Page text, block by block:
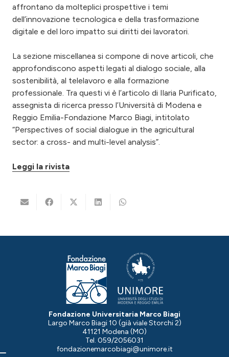
affrontano da molteplici prospettive i temi
dell’innovazione tecnologica e della trasformazione
digitale e del loro impatto sui diritti dei lavoratori.
La sezione miscellanea si compone di nove articoli, che
approfondiscono aspetti legati al dialogo sociale, alla
sostenibilità, al telelavoro e alla formazione
professionale. Tra questi vi è l’articolo di Ilaria Purificato,
assegnista di ricerca presso l’Università di Modena e
Reggio Emilia-Fondazione Marco Biagi, intitolato
“Perspectives of social dialogue in the agricultural
sector: a cross- and multi-level analysis”.
Leggi la rivista
Fondazione Universitaria Marco Biagi
Largo Marco Biagi 10 (già viale Storchi 2)
41121 Modena (MO)
Tel. 059/2056031
fondazionemarcobiagi@unimore.it